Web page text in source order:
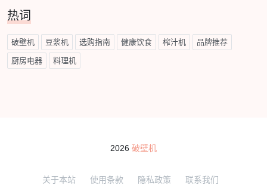
热词
破壁机 豆浆机 选购指南 健康饮食 榨汁机 品牌推荐
厨房电器 料理机
2026 破壁机
关于本站 使用条款 隐私政策 联系我们